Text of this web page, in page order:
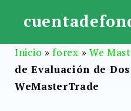
contenido
Inicio »forex » We
de Evaluación de Dos
WeMasterTrade